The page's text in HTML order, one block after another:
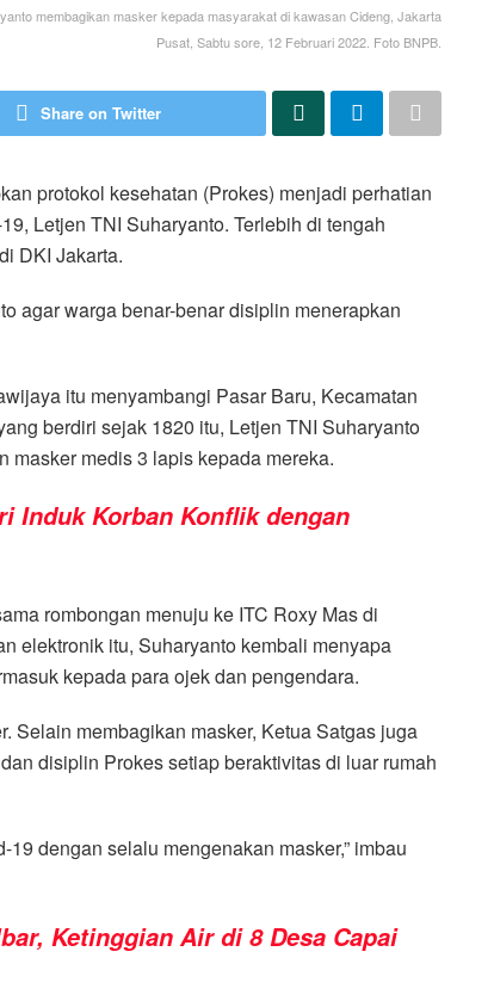
membagikan masker kepada masyarakat di kawasan Cideng, Jakarta
Pusat, Sabtu sore, 12 Februari 2022. Foto BNPB.
Share on Twitter
protokol kesehatan (Prokes) menjadi perhatian
Letjen TNI Suharyanto. Terlebih di tengah
DKI Jakarta.
agar warga benar-benar disiplin menerapkan
itu menyambangi Pasar Baru, Kecamatan
berdiri sejak 1820 itu, Letjen TNI Suharyanto
masker medis 3 lapis kepada mereka.
Induk Korban Konflik dengan
rombongan menuju ke ITC Roxy Mas di
elektronik itu, Suharyanto kembali menyapa
kepada para ojek dan pengendara.
Selain membagikan masker, Ketua Satgas juga
disiplin Prokes setiap beraktivitas di luar rumah
dengan selalu mengenakan masker,” imbau
Ketinggian Air di 8 Desa Capai